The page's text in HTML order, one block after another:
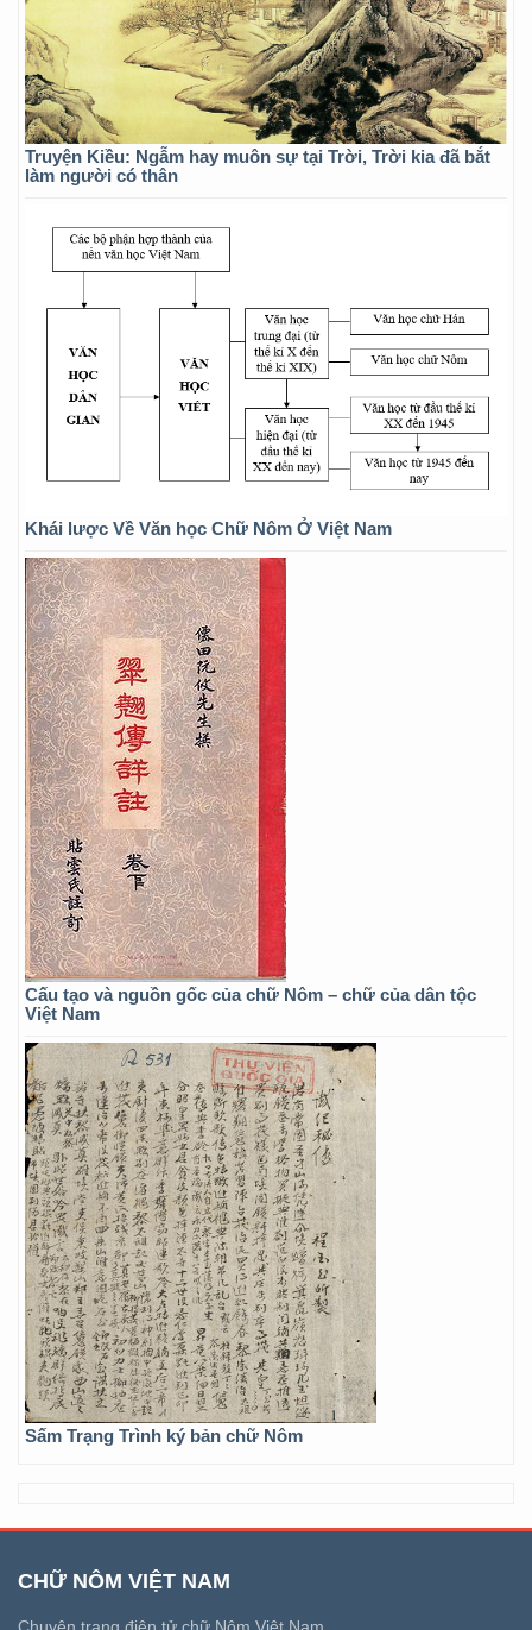
Truyện Kiều: Ngẫm hay muôn sự tại Trời, Trời kia đã bắt
làm người có thân
Khái lược Về Văn học Chữ Nôm Ở Việt Nam
Cấu tạo và nguồn gốc của chữ Nôm – chữ của dân tộc
Việt Nam
Sấm Trạng Trình ký bản chữ Nôm
CHỮ NÔM VIỆT NAM